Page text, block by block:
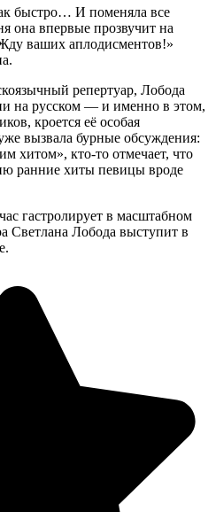
быстро… И поменяла все
она впервые прозвучит на
ваших аплодисментов!»
репертуар, Лобода
на русском — и именно в этом,
кроется её особая
вызвала бурные обсуждения:
хитом», кто-то отмечает, что
ранние хиты певицы вроде
гастролирует в масштабном
Светлана Лобода выступит в